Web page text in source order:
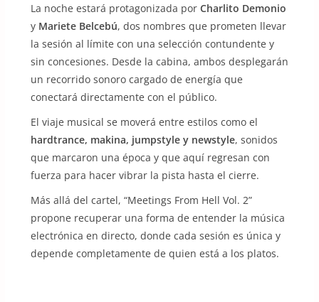
La noche estará protagonizada por Charlito Demonio
y Mariete Belcebú, dos nombres que prometen llevar
la sesión al límite con una selección contundente y
sin concesiones. Desde la cabina, ambos desplegarán
un recorrido sonoro cargado de energía que
conectará directamente con el público.
El viaje musical se moverá entre estilos como el
hardtrance, makina, jumpstyle y newstyle, sonidos
que marcaron una época y que aquí regresan con
fuerza para hacer vibrar la pista hasta el cierre.
Más allá del cartel, “Meetings From Hell Vol. 2”
propone recuperar una forma de entender la música
electrónica en directo, donde cada sesión es única y
depende completamente de quien está a los platos.